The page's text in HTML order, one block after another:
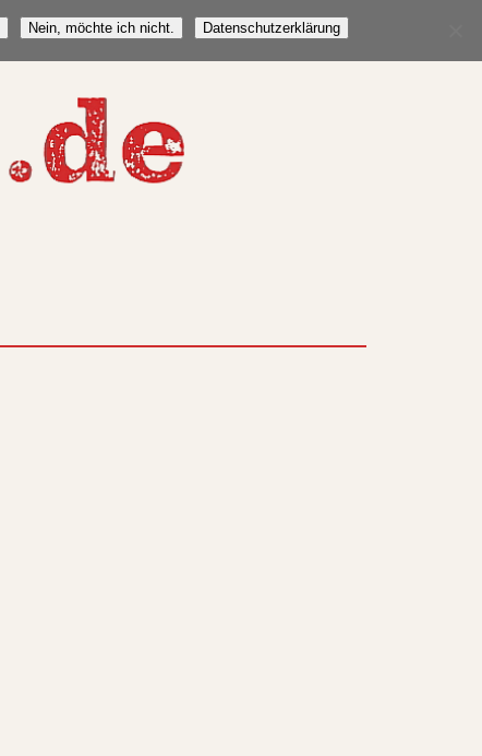
Nein, möchte ich nicht. Datenschutzerklärung